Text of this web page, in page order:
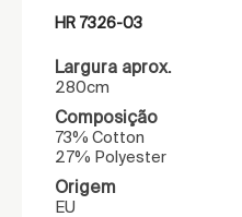
HR 7326-03
Largura aprox.
280cm
Composição
73% Cotton
27% Polyester
Origem
EU